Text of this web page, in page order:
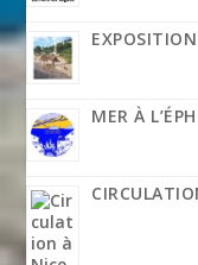
MER À